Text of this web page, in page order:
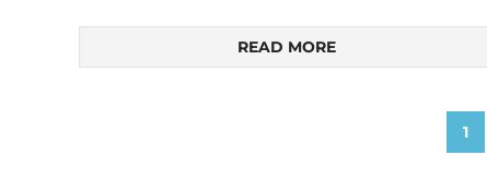
READ MORE
1